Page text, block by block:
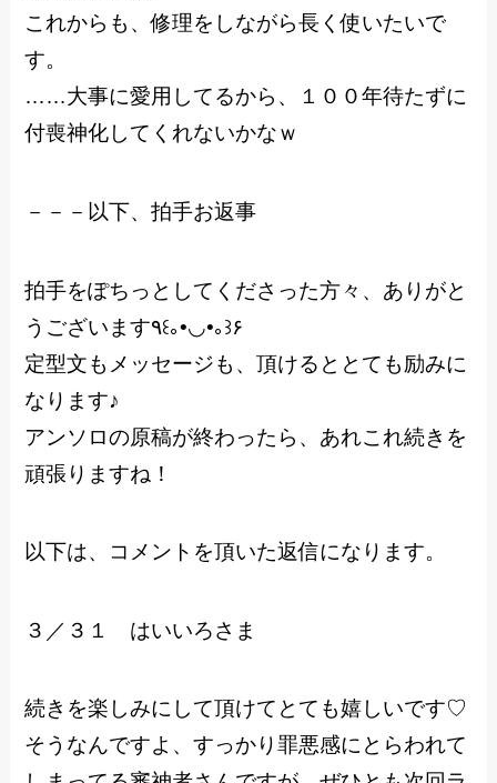
これからも、修理をしながら長く使いたいで
す。
……大事に愛用してるから、１００年待たずに
付喪神化してくれないかなｗ
－－－以下、拍手お返事
拍手をぽちっとしてくださった方々、ありがと
うございます٩꒰｡•◡•｡꒱۶
定型文もメッセージも、頂けるととても励みに
なります♪
アンソロの原稿が終わったら、あれこれ続きを
頑張りますね！
以下は、コメントを頂いた返信になります。
３／３１ はいいろさま
続きを楽しみにして頂けてとても嬉しいです♡
そうなんですよ、すっかり罪悪感にとらわれて